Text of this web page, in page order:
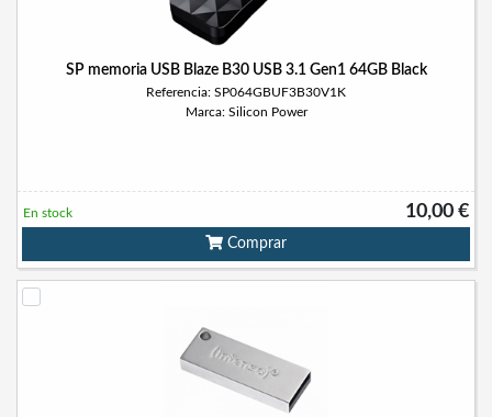
SP memoria USB Blaze B30 USB 3.1 Gen1 64GB Black
Referencia: SP064GBUF3B30V1K
Marca: Silicon Power
10,00 €
En stock
Comprar